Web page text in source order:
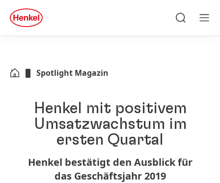
Zu Footer springen
quick
search
Spotlight Magazin
Henkel mit positivem
Umsatzwachstum im
ersten Quartal
Henkel bestätigt den Ausblick für
das Geschäftsjahr 2019